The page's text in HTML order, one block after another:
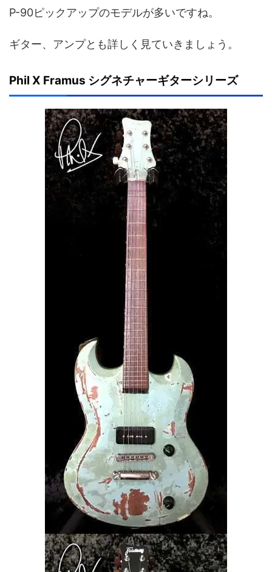
P-90ピックアップのモデルが多いですね。
ギター、アンプとも詳しく見ていきましょう。
Phil X Framus シグネチャーギターシリーズ